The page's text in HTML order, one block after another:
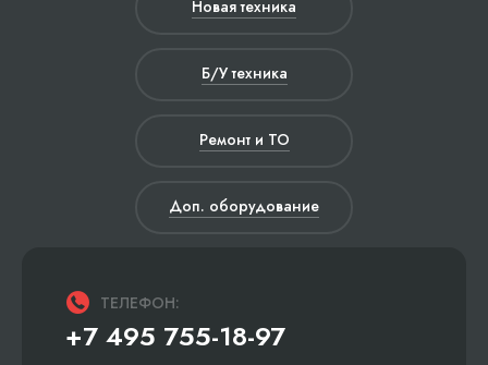
Новая техника
Б/У техника
Ремонт и ТО
Доп. оборудование
ТЕЛЕФОН:
+7 495 755-18-97